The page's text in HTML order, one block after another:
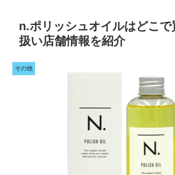
n.ポリッシュオイルはどこで
扱い店舗情報を紹介
その他